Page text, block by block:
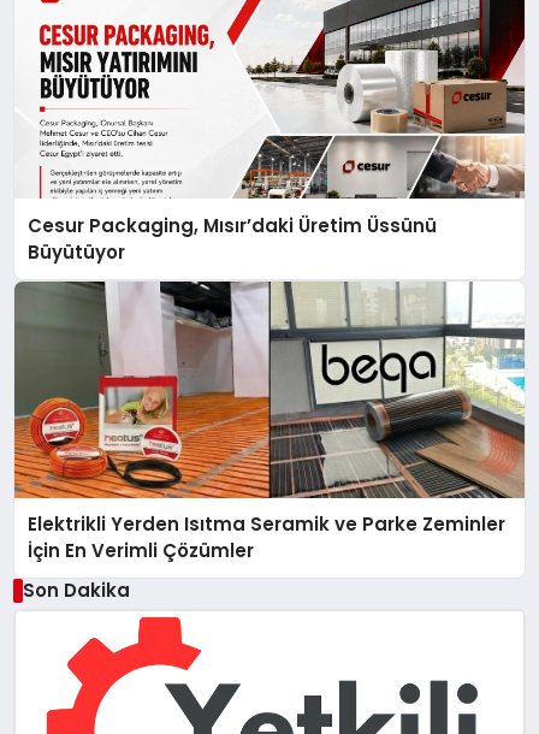
Cesur Packaging, Mısır’daki Üretim Üssünü
Büyütüyor
Elektrikli Yerden Isıtma Seramik ve Parke Zeminler
İçin En Verimli Çözümler
Son Dakika